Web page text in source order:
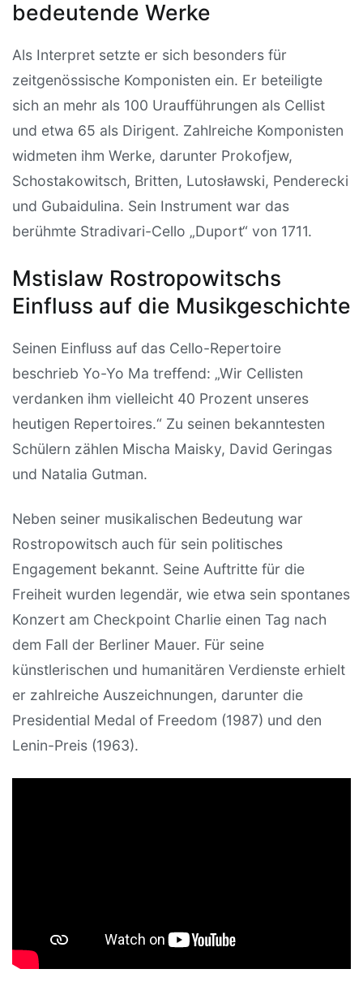
bedeutende Werke
Als Interpret setzte er sich besonders für
zeitgenössische Komponisten ein. Er beteiligte
sich an mehr als 100 Uraufführungen als Cellist
und etwa 65 als Dirigent. Zahlreiche Komponisten
widmeten ihm Werke, darunter Prokofjew,
Schostakowitsch, Britten, Lutosławski, Penderecki
und Gubaidulina. Sein Instrument war das
berühmte Stradivari-Cello „Duport“ von 1711.
Mstislaw Rostropowitschs
Einfluss auf die Musikgeschichte
Seinen Einfluss auf das Cello-Repertoire
beschrieb Yo-Yo Ma treffend: „Wir Cellisten
verdanken ihm vielleicht 40 Prozent unseres
heutigen Repertoires.“ Zu seinen bekanntesten
Schülern zählen Mischa Maisky, David Geringas
und Natalia Gutman.
Neben seiner musikalischen Bedeutung war
Rostropowitsch auch für sein politisches
Engagement bekannt. Seine Auftritte für die
Freiheit wurden legendär, wie etwa sein spontanes
Konzert am Checkpoint Charlie einen Tag nach
dem Fall der Berliner Mauer. Für seine
künstlerischen und humanitären Verdienste erhielt
er zahlreiche Auszeichnungen, darunter die
Presidential Medal of Freedom (1987) und den
Lenin-Preis (1963).